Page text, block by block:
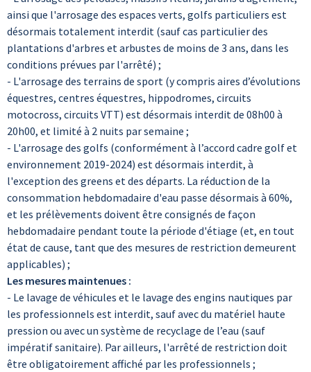
ainsi que l'arrosage des espaces verts, golfs particuliers est
désormais totalement interdit (sauf cas particulier des
plantations d'arbres et arbustes de moins de 3 ans, dans les
conditions prévues par l'arrêté) ;
- L'arrosage des terrains de sport (y compris aires d’évolutions
équestres, centres équestres, hippodromes, circuits
motocross, circuits VTT) est désormais interdit de 08h00 à
20h00, et limité à 2 nuits par semaine ;
- L'arrosage des golfs (conformément à l’accord cadre golf et
environnement 2019-2024) est désormais interdit, à
l'exception des greens et des départs. La réduction de la
consommation hebdomadaire d'eau passe désormais à 60%,
et les prélèvements doivent être consignés de façon
hebdomadaire pendant toute la période d'étiage (et, en tout
état de cause, tant que des mesures de restriction demeurent
applicables) ;
Les mesures maintenues :
- Le lavage de véhicules et le lavage des engins nautiques par
les professionnels est interdit, sauf avec du matériel haute
pression ou avec un système de recyclage de l’eau (sauf
impératif sanitaire). Par ailleurs, l'arrêté de restriction doit
être obligatoirement affiché par les professionnels ;